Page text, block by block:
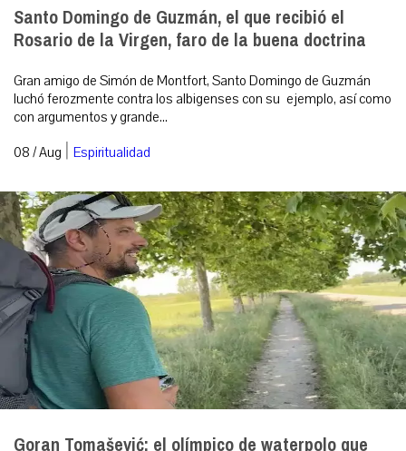
Santo Domingo de Guzmán, el que recibió el
Rosario de la Virgen, faro de la buena doctrina
Gran amigo de Simón de Montfort, Santo Domingo de Guzmán
luchó ferozmente contra los albigenses con su ejemplo, así como
con argumentos y grande...
08 / Aug | Espiritualidad